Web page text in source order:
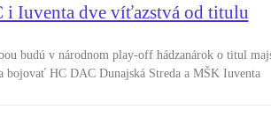
i Iuventa dve víťazstvá od titulu
budú v národnom play-off hádzanárok o titul
bojovať HC DAC Dunajská Streda a MŠK Iuventa